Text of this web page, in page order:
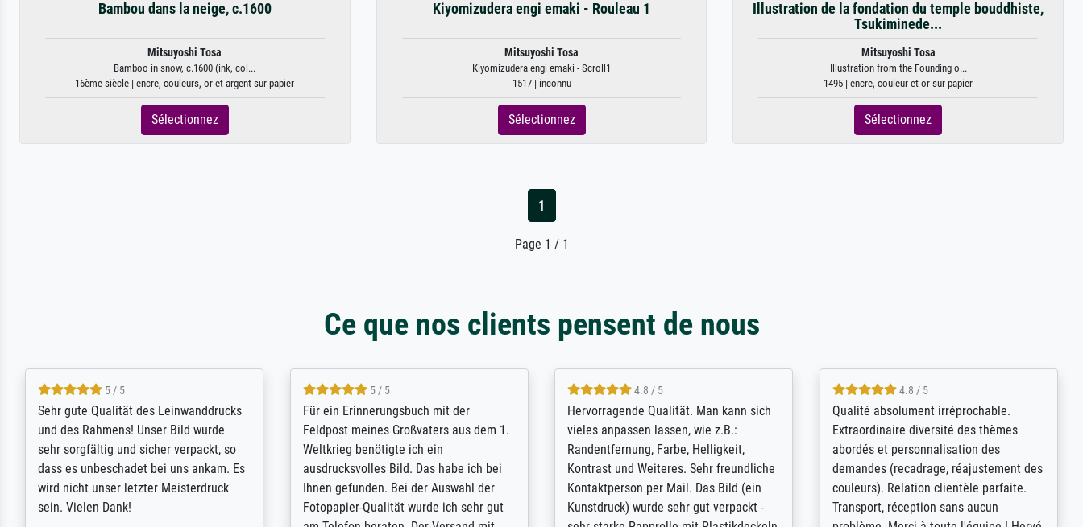
Bambou dans la neige, c.1600
Mitsuyoshi Tosa
Bamboo in snow, c.1600 (ink, col...
16ème siècle | encre, couleurs, or et argent sur papier
Sélectionnez
Kiyomizudera engi emaki - Rouleau 1
Mitsuyoshi Tosa
Kiyomizudera engi emaki - Scroll1
1517 | inconnu
Sélectionnez
Illustration de la fondation du temple bouddhiste,
Tsukiminede...
Mitsuyoshi Tosa
Illustration from the Founding o...
1495 | encre, couleur et or sur papier
Sélectionnez
1
Page 1 / 1
Ce que nos clients pensent de nous
5 / 5
Sehr gute Qualität des Leinwanddrucks
und des Rahmens! Unser Bild wurde
sehr sorgfältig und sicher verpackt, so
dass es unbeschadet bei uns ankam. Es
wird nicht unser letzter Meisterdruck
sein. Vielen Dank!
5 / 5
Für ein Erinnerungsbuch mit der
Feldpost meines Großvaters aus dem 1.
Weltkrieg benötigte ich ein
ausdrucksvolles Bild. Das habe ich bei
Ihnen gefunden. Bei der Auswahl der
Fotopapier-Qualität wurde ich sehr gut
4.8 / 5
Hervorragende Qualität. Man kann sich
vieles anpassen lassen, wie z.B.:
Randentfernung, Farbe, Helligkeit,
Kontrast und Weiteres. Sehr freundliche
Kontaktperson per Mail. Das Bild (ein
Kunstdruck) wurde sehr gut verpackt -
4.8 / 5
Qualité absolument irréprochable.
Extraordinaire diversité des thèmes
abordés et personnalisation des
demandes (recadrage, réajustement des
couleurs). Relation clientèle parfaite.
Transport, réception sans aucun